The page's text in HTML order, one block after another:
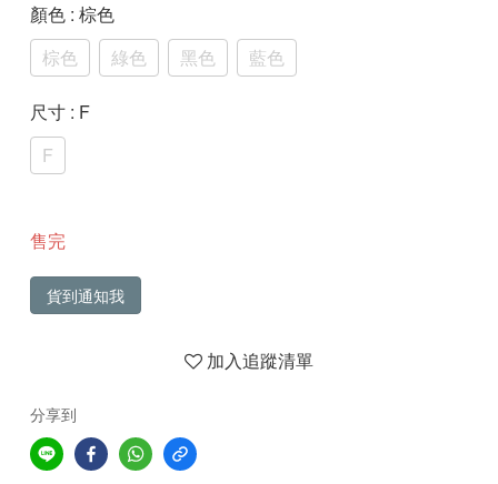
顏色 : 棕色
棕色
綠色 黑色 藍色
尺寸 : F
F
售完
貨到通知我
加入追蹤清單
分享到